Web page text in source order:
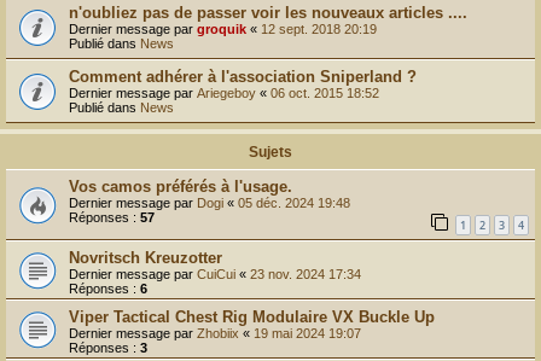
n'oubliez pas de passer voir les nouveaux articles ....
Dernier message par groquik « 12 sept. 2018 20:19
Publié dans News
Comment adhérer à l'association Sniperland ?
Dernier message par Ariegeboy « 06 oct. 2015 18:52
Publié dans News
Sujets
Vos camos préférés à l'usage.
Dernier message par Dogi « 05 déc. 2024 19:48
Réponses : 57 1 2 3 4
Novritsch Kreuzotter
Dernier message par CuiCui « 23 nov. 2024 17:34
Réponses : 6
Viper Tactical Chest Rig Modulaire VX Buckle Up
Dernier message par Zhobiix « 19 mai 2024 19:07
Réponses : 3